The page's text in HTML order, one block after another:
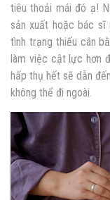
tiêu thoải mái đó ạ!
sản xuất hoặc bác sĩ
tình trạng thiếu cân
làm việc cật lực hơn
hấp thụ hết sẽ dẫn
không thể đi ngoài.